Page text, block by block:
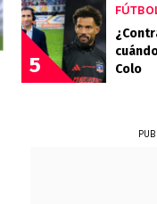
5
Colo